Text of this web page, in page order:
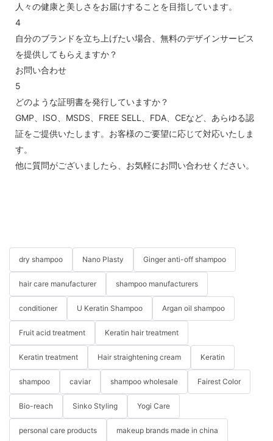
人々の健康と美しさをお届けすることを目指しています。
4
自分のブランドを立ち上げたい場合、無料のデザインサービス
を提供してもらえますか？
お問い合わせ
5
どのような証明書を発行していますか？
GMP、ISO、MSDS、FREE SELL、FDA、CEなど、あらゆる認
証をご提供いたします。お客様のご要望に応じて対応いたしま
す。
他に質問がございましたら、お気軽にお問い合わせください。
dry shampoo Nano Plasty Ginger anti-off shampoo
hair care manufacturer shampoo manufacturers
conditioner U Keratin Shampoo Argan oil shampoo
Fruit acid treatment Keratin hair treatment
Keratin treatment Hair straightening cream Keratin
shampoo caviar shampoo wholesale Fairest Color
Bio-reach Sinko Styling Yogi Care
personal care products makeup brands made in china